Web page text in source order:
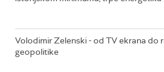
Volodimir Zelenski - od TV ekrana do
geopolitike